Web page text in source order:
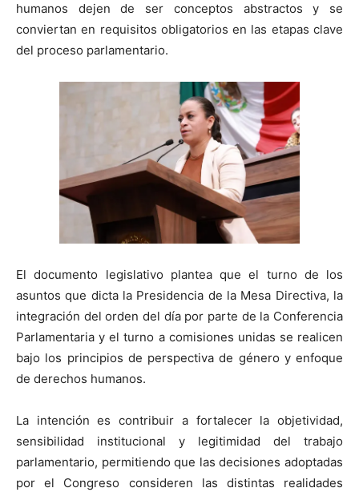
humanos dejen de ser conceptos abstractos y se
conviertan en requisitos obligatorios en las etapas clave
del proceso parlamentario.
El documento legislativo plantea que el turno de los
asuntos que dicta la Presidencia de la Mesa Directiva, la
integración del orden del día por parte de la Conferencia
Parlamentaria y el turno a comisiones unidas se realicen
bajo los principios de perspectiva de género y enfoque
de derechos humanos.
La intención es contribuir a fortalecer la objetividad,
sensibilidad institucional y legitimidad del trabajo
parlamentario, permitiendo que las decisiones adoptadas
por el Congreso consideren las distintas realidades